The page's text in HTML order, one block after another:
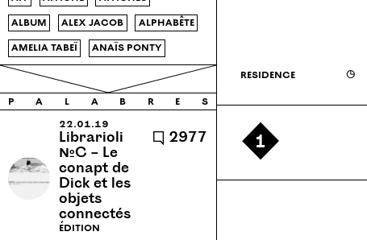
album
alex jacob
alphabête
amelia tabeï
anaïs ponty
analyse
appel à contributions
apprentissage
architecture
Armenie
arthur chambry
ateliers
ateliers médicis
autonomie
bivouac
p a l a b r e
s
22.01.19
Librarioli
№C – Le
conapt de
Dick et les
objets
connectés
édition
🗨 2977
résidence ◶
1